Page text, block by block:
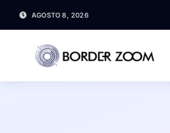
AGOSTO 8, 2026